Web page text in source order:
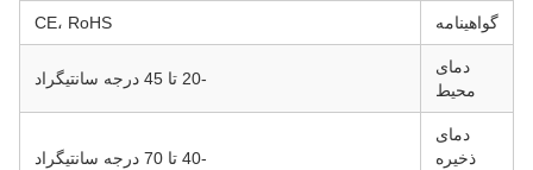
گواهینامه CE، RoHS
دمای
محیط
-20 تا 45 درجه سانتیگراد
دمای
ذخیره
-40 تا 70 درجه سانتیگراد